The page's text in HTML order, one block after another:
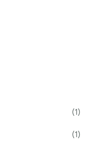
(1)
(1)